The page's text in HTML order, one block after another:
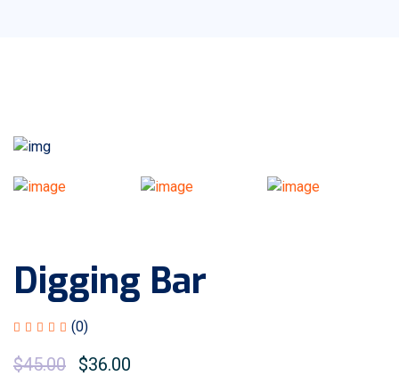
Digging Bar
(0)
$45.00
Original
$36.00